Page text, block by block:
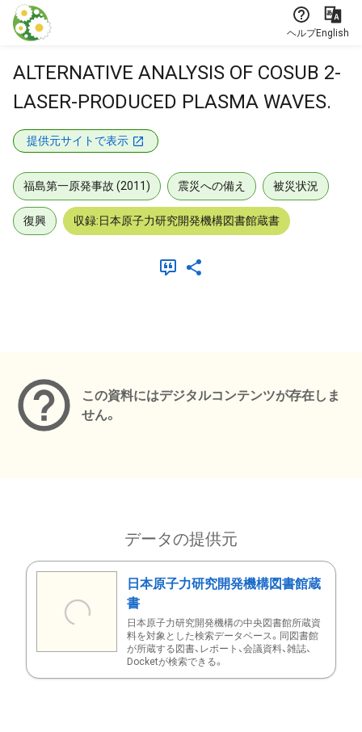
本文に飛ぶ
ヘルプEnglish
ALTERNATIVE ANALYSIS OF COSUB 2-
LASER-PRODUCED PLASMA WAVES.
提供元サイトで表示
福島第一原発事故 (2011) 震災への備え 被災状況
復興 収録:日本原子力研究開発機構図書館蔵書
この資料にはデジタルコンテンツが存在しま
せん。
データの提供元
日本原子力研究開発機構図書館蔵
書
日本原子力研究開発機構の中央図書館所蔵資
料を対象とした検索データベース。同図書館
が所蔵する図書、レポート、会議資料、雑誌、
Docketが検索できる。